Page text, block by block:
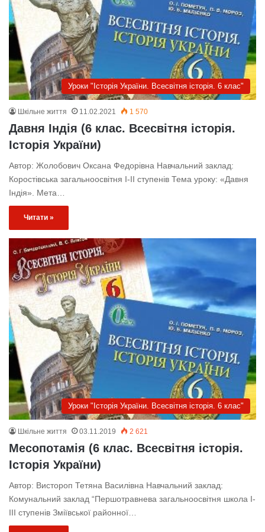
Уроки "Історія України. Всесвітня історія. 6 клас"
Шкільне життя 11.02.2021 1 570
Давня Індія (6 клас. Всесвітня історія.
Історія України)
Автор: Жолобович Оксана Федорівна Навчальний заклад:
Коростівська загальноосвітня І-ІІ ступенів Тема уроку: «Давня
Індія». Мета…
Читати »
Уроки "Історія України. Всесвітня історія. 6 клас"
Шкільне життя 03.11.2019 2 621
Месопотамія (6 клас. Всесвітня історія.
Історія України)
Автор: Вистороп Тетяна Василівна Навчальний заклад:
Комунальний заклад “Першотравнева загальноосвітня школа І-
ІІІ ступенів Зміївської районної…